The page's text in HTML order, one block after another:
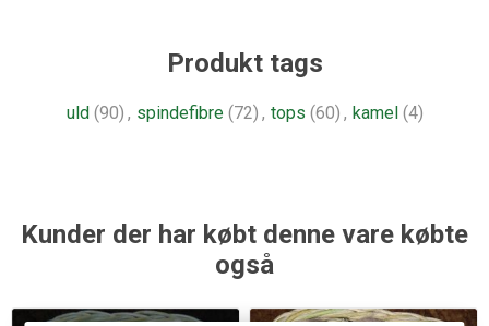
Produkt tags
uld (90) , spindefibre (72) , tops (60) , kamel (4)
Kunder der har købt denne vare købte
også